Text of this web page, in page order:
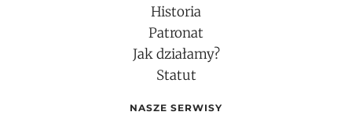
Historia
Patronat
Jak działamy?
Statut
NASZE SERWISY